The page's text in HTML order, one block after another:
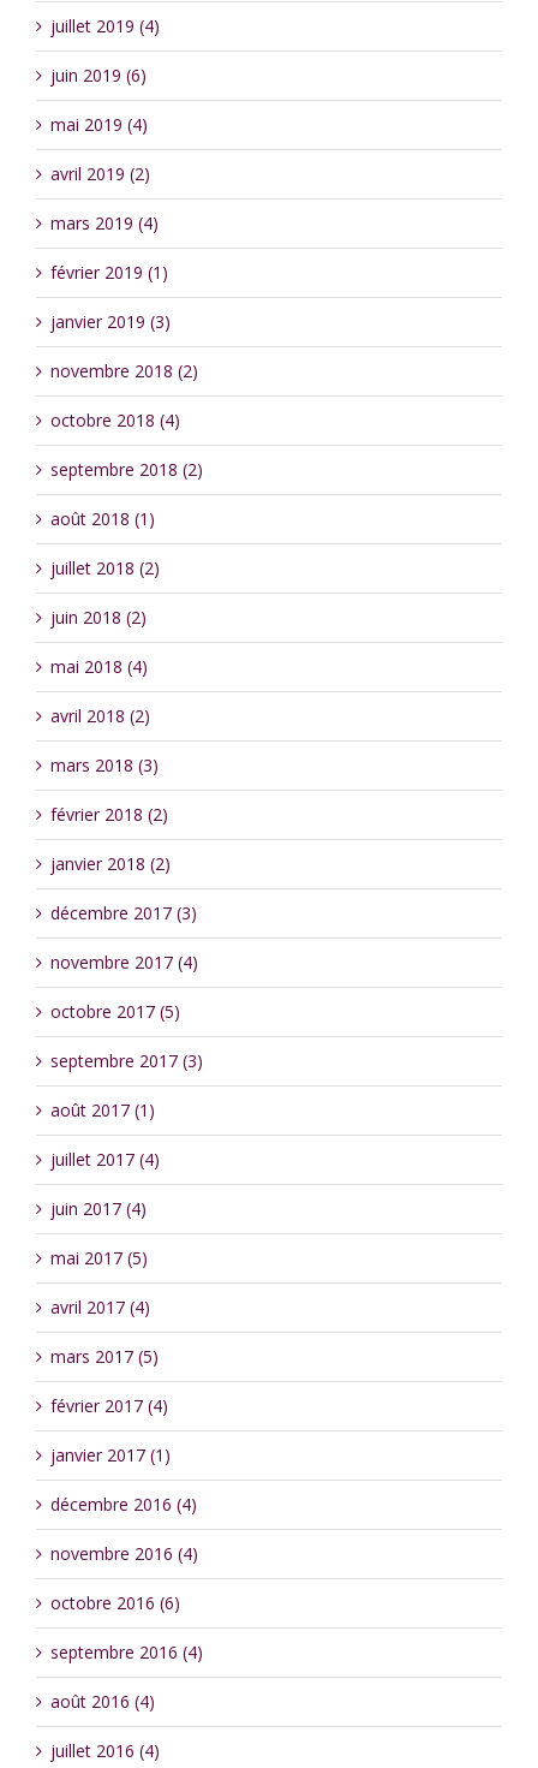
juillet 2019 (4)
juin 2019 (6)
mai 2019 (4)
avril 2019 (2)
mars 2019 (4)
février 2019 (1)
janvier 2019 (3)
novembre 2018 (2)
octobre 2018 (4)
septembre 2018 (2)
août 2018 (1)
juillet 2018 (2)
juin 2018 (2)
mai 2018 (4)
avril 2018 (2)
mars 2018 (3)
février 2018 (2)
janvier 2018 (2)
décembre 2017 (3)
novembre 2017 (4)
octobre 2017 (5)
septembre 2017 (3)
août 2017 (1)
juillet 2017 (4)
juin 2017 (4)
mai 2017 (5)
avril 2017 (4)
mars 2017 (5)
février 2017 (4)
janvier 2017 (1)
décembre 2016 (4)
novembre 2016 (4)
octobre 2016 (6)
septembre 2016 (4)
août 2016 (4)
juillet 2016 (4)